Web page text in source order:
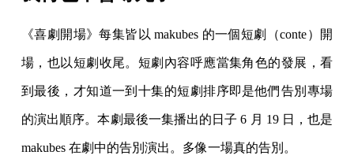
《喜劇開場》每集皆以 makubes 的一個短劇（conte）開
場，也以短劇收尾。短劇內容呼應當集角色的發展，看
到最後，才知道一到十集的短劇排序即是他們告別專場
的演出順序。本劇最後一集播出的日子 6 月 19 日，也是
makubes 在劇中的告別演出。多像一場真的告別。